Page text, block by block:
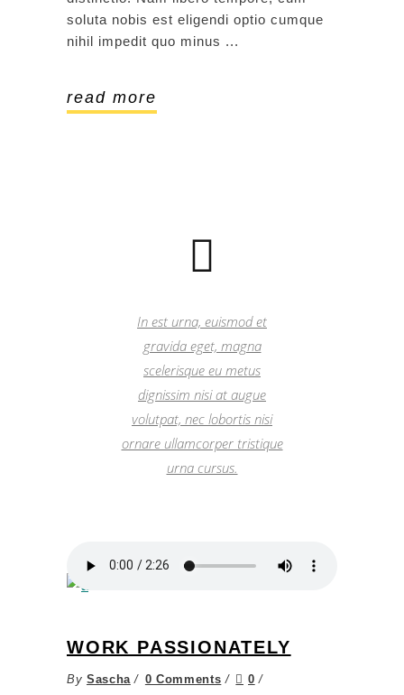
soluta nobis est eligendi optio cumque
nihil impedit quo minus
read more
In est urna, euismod et
gravida eget, magna
scelerisque eu metus
dignissim nisi at augue
volutpat, nec lobortis nisi
ornare ullamcorper tristique
urna cursus.
WORK PASSIONATELY
By Sascha 0 Comments
0